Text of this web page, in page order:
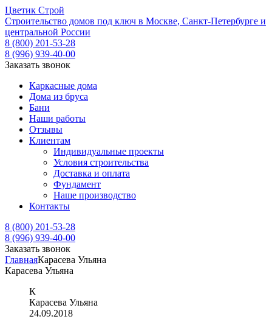
Цветик Строй
Строительство домов под ключ в Москве, Санкт-Петербурге и
центральной России
8 (800) 201-53-28
8 (996) 939-40-00
Заказать звонок
Каркасные дома
Дома из бруса
Бани
Наши работы
Отзывы
Клиентам
Индивидуальные проекты
Условия строительства
Доставка и оплата
Фундамент
Наше производство
Контакты
8 (800) 201-53-28
8 (996) 939-40-00
Заказать звонок
ГлавнаяКарасева Ульяна
Карасева Ульяна
К
Карасева Ульяна
24.09.2018